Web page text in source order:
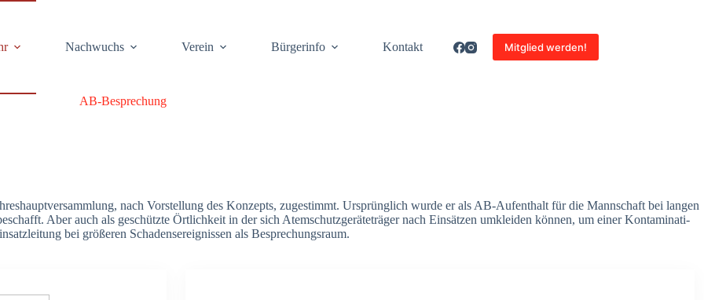
Nach­wuchs Ver­ein Bür­ger­info Kon­takt Mitglied werden!
AB-Bespre­chung
nach Vor­stel­lung des Kon­zepts, zuge­stimmt. Ursprüng­lich wur­de er als AB-Auf­ent­halt für die Mann­schaft bei lan­gen
Aber auch als geschütz­te Ört­lich­keit in der sich Atem­schutz­ge­rä­te­trä­ger nach Ein­sät­zen umklei­den kön­nen, um einer Kon­ta­mi­na­ti­
bei grö­ße­ren Scha­dens­er­eig­nis­sen als Bespre­chungs­raum.